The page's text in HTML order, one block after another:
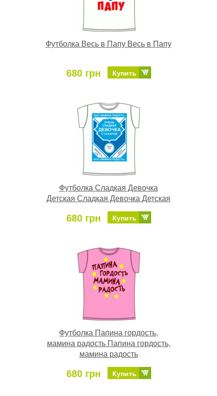
Футболка Весь в Папу Весь в Папу
680 грн Купить
Футболка Сладкая Девочка
Детская Сладкая Девочка Детская
680 грн Купить
Футболка Папина гордость,
мамина радость Папина гордость,
мамина радость
680 грн Купить